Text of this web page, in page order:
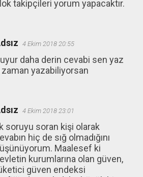
takipçileri yorum yapacaktır.
4 Ekim 2018 20:55
daha derin cevabi sen yaz
zaman yazabiliyorsan
4 Ekim 2018 23:01
soruyu soran kişi olarak
hiç de sığ olmadığını
Maalesef ki
kurumlarına olan güven,
güven endeksi